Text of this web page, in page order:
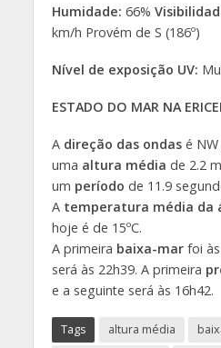
Humidade: 66%
km/h Provém de S (186º)
Nível de exposição UV:
ESTADO DO MAR NA
A direção das ondasé NW
uma altura média de 2.2
um período de 11.9
A temperatura média da
hoje é de 15ºC.
A primeira baixa-marfoi às
será às 22h39. A primeira
e a seguinte será às 16h42.
Tags altura média